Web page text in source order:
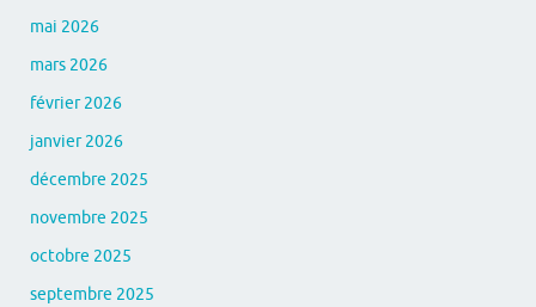
mai 2026
mars 2026
février 2026
janvier 2026
décembre 2025
novembre 2025
octobre 2025
septembre 2025